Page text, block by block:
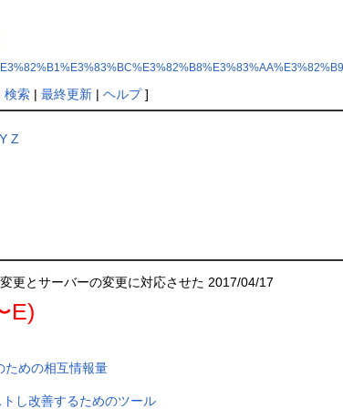
検索| 最終更新| ヘルプ]
Y Z
更とサーバーの変更に対応させた 2017/04/17
E)
ための相互情報量
し改善するためのツール